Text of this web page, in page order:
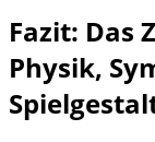
Fazit: Das
Physik,